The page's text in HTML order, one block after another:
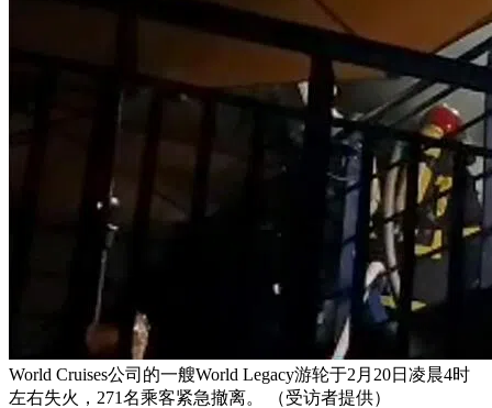
World Cruises公司的一艘World Legacy游轮于2月20日凌晨4时
左右失火，271名乘客紧急撤离。 （受访者提供）